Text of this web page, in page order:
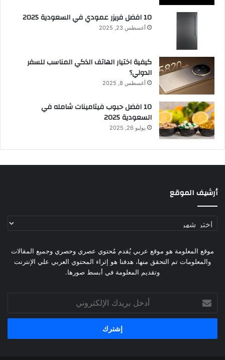
10 افضل فريزر عمودي​ في السعودية​ 2025
أغسطس 23, 2025
كيفية اختيار الهاتف الذكي المناسب للسفر
الدولي؟
أغسطس 8, 2025
10 افضل حبوب فيتامينات شامله​ في
السعودية 2025
يوليو 26, 2025
أرشيف الموقع
أرشيف
موقع المعلومة هو موقع عربي يُقدم مُحتوي عصري وحصري وجميع المقالات
والمعلومات تم التحقق منها، هدفنا هو إثراء المحتوي العربي علي الإنترنت
وتقديم المعلومة في أبسط صورها.
بريدك
الإلكتروني